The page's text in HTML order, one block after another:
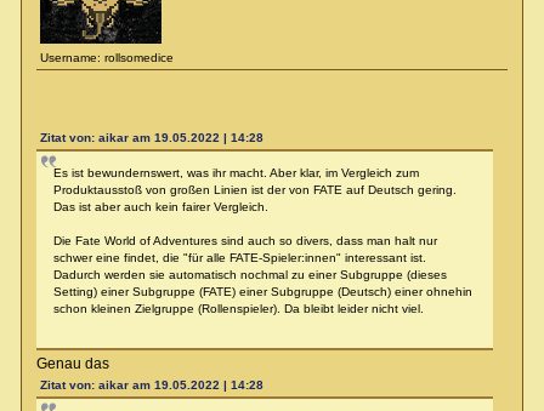
Username: rollsomedice
Zitat von: aikar am 19.05.2022 | 14:28
Es ist bewundernswert, was ihr macht. Aber klar, im Vergleich zum
Produktausstoß von großen Linien ist der von FATE auf Deutsch gering.
Das ist aber auch kein fairer Vergleich.
Die Fate World of Adventures sind auch so divers, dass man halt nur
schwer eine findet, die "für alle FATE-Spieler:innen" interessant ist.
Dadurch werden sie automatisch nochmal zu einer Subgruppe (dieses
Setting) einer Subgruppe (FATE) einer Subgruppe (Deutsch) einer ohnehin
schon kleinen Zielgruppe (Rollenspieler). Da bleibt leider nicht viel.
Genau das
Zitat von: aikar am 19.05.2022 | 14:28